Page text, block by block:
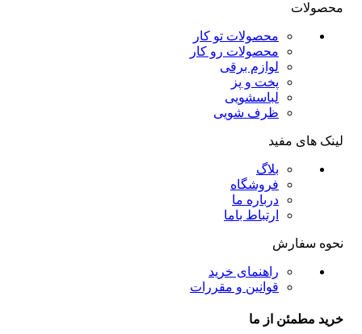
محصولات
محصولات تو کار
محصولات رو کار
لوازم برقی
پخت و پز
لباسشویی
ظرف شویی
لینک های مفید
بلاگ
فروشگاه
درباره ما
ارتباط باما
نحوه سفارش
راهنمای خرید
قوانین و مقررات
خرید مطمئن از ما